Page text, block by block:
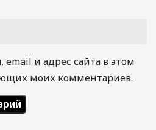
и адрес сайта в этом
моих комментариев.